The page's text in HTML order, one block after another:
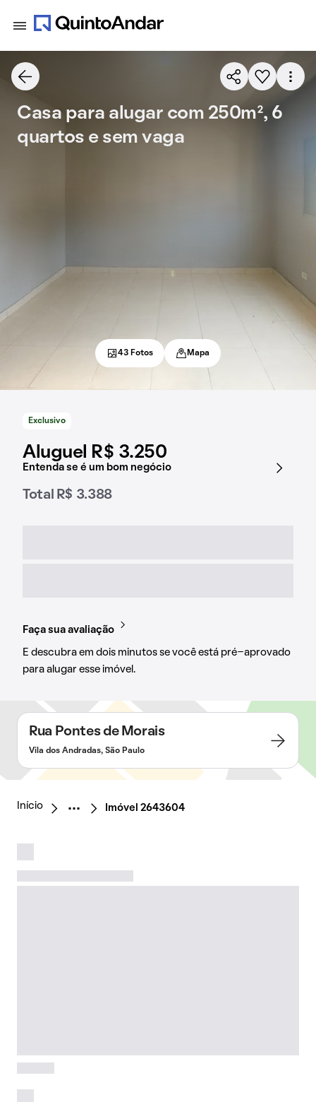
Exclusivo
Aluguel R$ 3.250
Entenda se é um bom negócio
Total R$ 3.388
Faça sua avaliação
E descubra em dois minutos se você está pré-aprovado
para alugar esse imóvel.
Casa para alugar com 250m², 6
quartos e sem vaga
43 Fotos Mapa
Rua Pontes de Morais
Vila dos Andradas, São Paulo
Início Imóvel 2643604